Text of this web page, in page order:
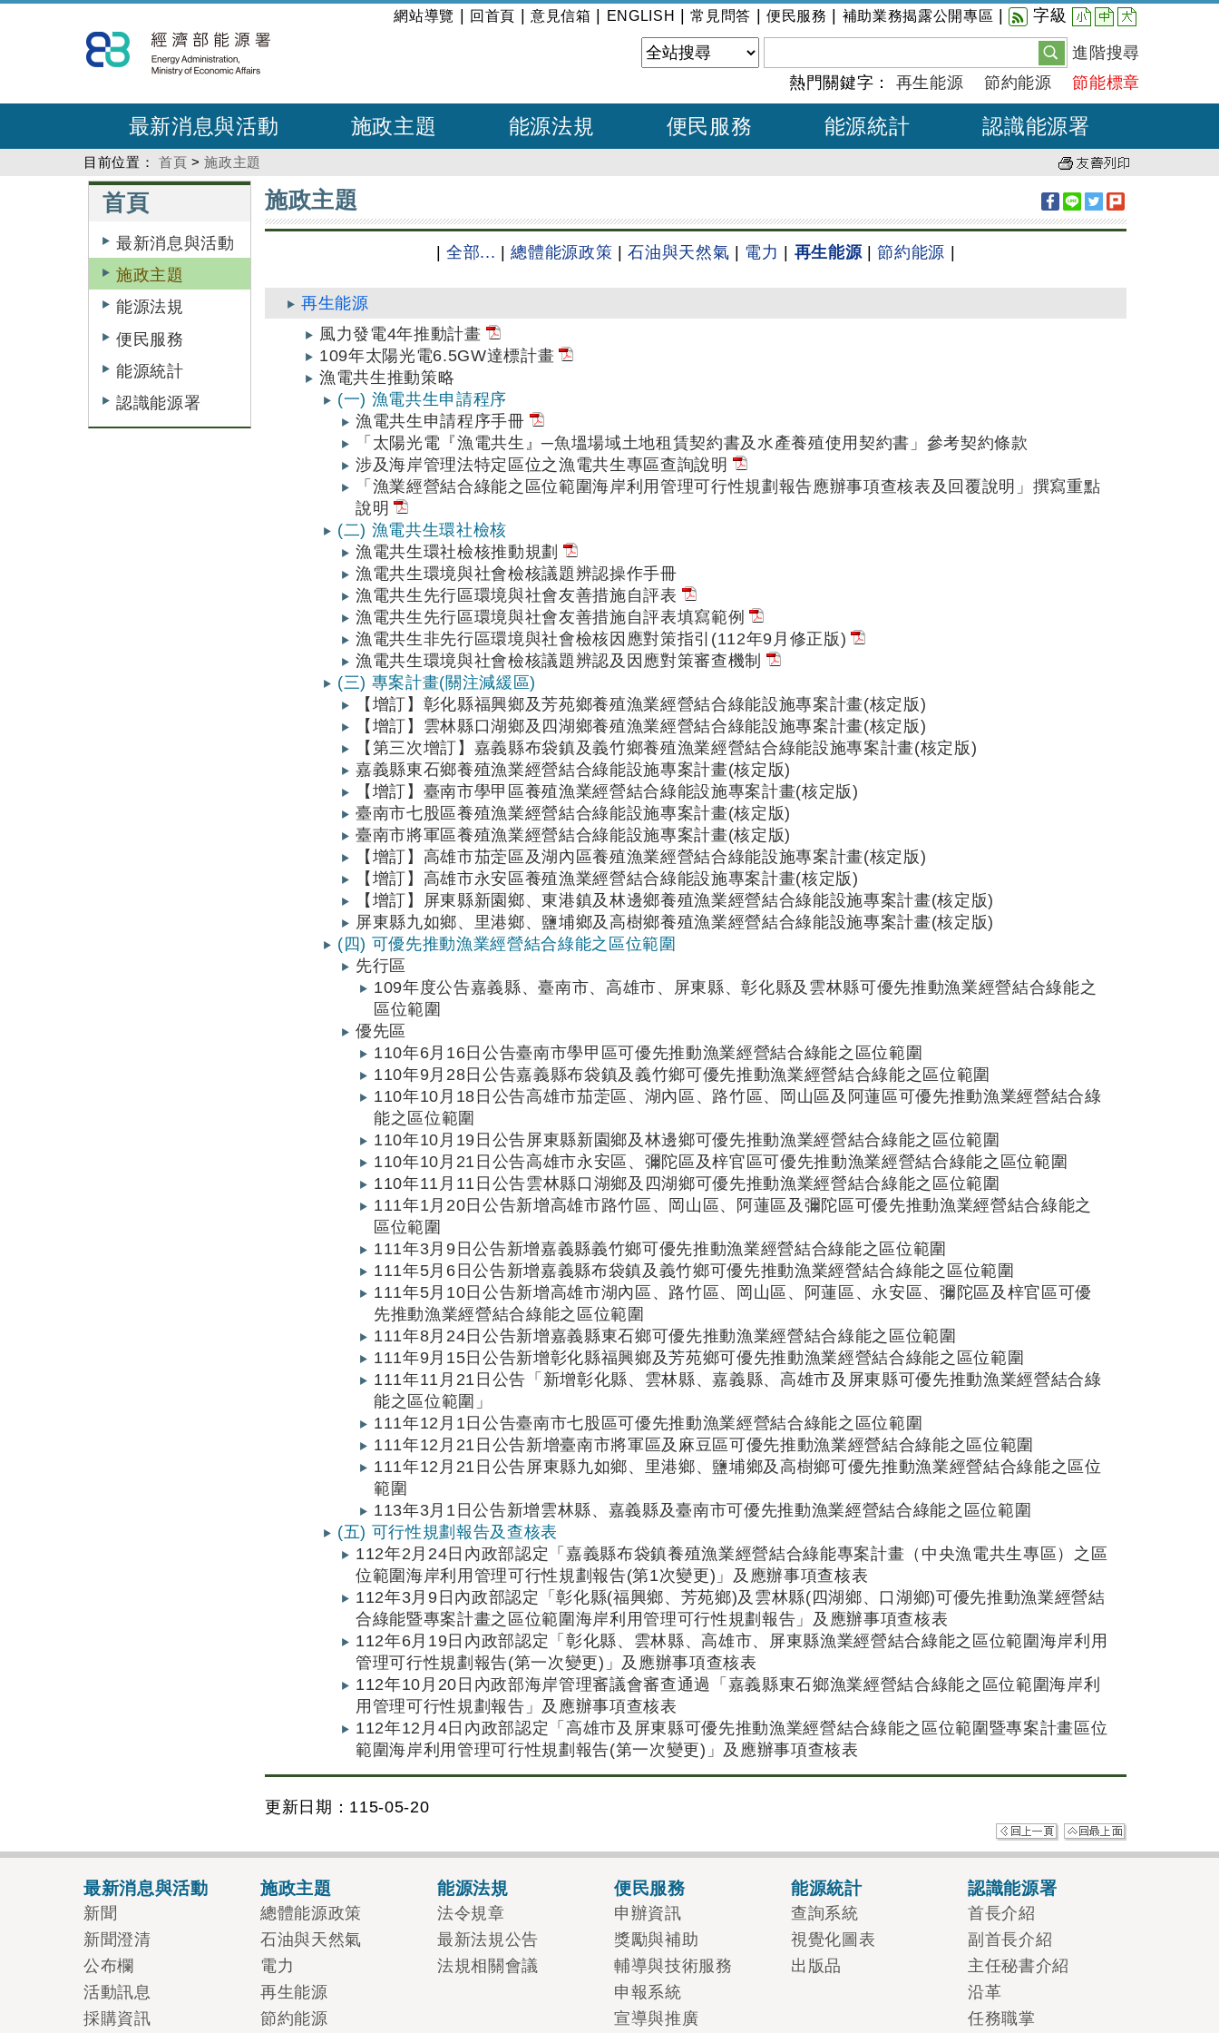
到
主
內
:::
網站導覽 回首頁 意見信箱 ENGLISH |常見問答 便民服務 補助業務揭露公開專區 字級 小 中 大
進階搜尋
熱門關鍵字： 再生能源 節約能源 節能標章
最新消息與活動 施政主題 能源法規 便民服務 能源統計 認識能源署
目前位置： 首頁 >施政主題
:::首頁
最新消息與活動
施政主題
能源法規
便民服務
能源統計
認識能源署
:::
施政主題
全部... |總體能源政策 |石油與天然氣 電力 再生能源|節約能源
再生能源
風力發電4年推動計畫
109年太陽光電6.5GW達標計畫
漁電共生推動策略
(一) 漁電共生申請程序
漁電共生申請程序手冊
「太陽光電『漁電共生』─魚塭場域土地租賃契約書及水產養殖使用契約書」參考契約條款
涉及海岸管理法特定區位之漁電共生專區查詢說明
「漁業經營結合綠能之區位範圍海岸利用管理可行性規劃報告應辦事項查核表及回覆說明」撰寫重點
說明
(二) 漁電共生環社檢核
漁電共生環社檢核推動規劃
漁電共生環境與社會檢核議題辨認操作手冊
漁電共生先行區環境與社會友善措施自評表
漁電共生先行區環境與社會友善措施自評表填寫範例
漁電共生非先行區環境與社會檢核因應對策指引(112年9月修正版)
漁電共生環境與社會檢核議題辨認及因應對策審查機制
(三) 專案計畫(關注減緩區)
【增訂】彰化縣福興鄉及芳苑鄉養殖漁業經營結合綠能設施專案計畫(核定版)
【增訂】雲林縣口湖鄉及四湖鄉養殖漁業經營結合綠能設施專案計畫(核定版)
【第三次增訂】嘉義縣布袋鎮及義竹鄉養殖漁業經營結合綠能設施專案計畫(核定版)
嘉義縣東石鄉養殖漁業經營結合綠能設施專案計畫(核定版)
【增訂】臺南市學甲區養殖漁業經營結合綠能設施專案計畫(核定版)
臺南市七股區養殖漁業經營結合綠能設施專案計畫(核定版)
臺南市將軍區養殖漁業經營結合綠能設施專案計畫(核定版)
【增訂】高雄市茄萣區及湖內區養殖漁業經營結合綠能設施專案計畫(核定版)
【增訂】高雄市永安區養殖漁業經營結合綠能設施專案計畫(核定版)
【增訂】屏東縣新園鄉、東港鎮及林邊鄉養殖漁業經營結合綠能設施專案計畫(核定版)
屏東縣九如鄉、里港鄉、鹽埔鄉及高樹鄉養殖漁業經營結合綠能設施專案計畫(核定版)
(四) 可優先推動漁業經營結合綠能之區位範圍
先行區
109年度公告嘉義縣、臺南市、高雄市、屏東縣、彰化縣及雲林縣可優先推動漁業經營結合綠能之
區位範圍
優先區
110年6月16日公告臺南市學甲區可優先推動漁業經營結合綠能之區位範圍
110年9月28日公告嘉義縣布袋鎮及義竹鄉可優先推動漁業經營結合綠能之區位範圍
110年10月18日公告高雄市茄萣區、湖內區、路竹區、岡山區及阿蓮區可優先推動漁業經營結合綠
能之區位範圍
110年10月19日公告屏東縣新園鄉及林邊鄉可優先推動漁業經營結合綠能之區位範圍
110年10月21日公告高雄市永安區、彌陀區及梓官區可優先推動漁業經營結合綠能之區位範圍
110年11月11日公告雲林縣口湖鄉及四湖鄉可優先推動漁業經營結合綠能之區位範圍
111年1月20日公告新增高雄市路竹區、岡山區、阿蓮區及彌陀區可優先推動漁業經營結合綠能之
區位範圍
111年3月9日公告新增嘉義縣義竹鄉可優先推動漁業經營結合綠能之區位範圍
111年5月6日公告新增嘉義縣布袋鎮及義竹鄉可優先推動漁業經營結合綠能之區位範圍
111年5月10日公告新增高雄市湖內區、路竹區、岡山區、阿蓮區、永安區、彌陀區及梓官區可優
先推動漁業經營結合綠能之區位範圍
111年8月24日公告新增嘉義縣東石鄉可優先推動漁業經營結合綠能之區位範圍
111年9月15日公告新增彰化縣福興鄉及芳苑鄉可優先推動漁業經營結合綠能之區位範圍
111年11月21日公告「新增彰化縣、雲林縣、嘉義縣、高雄市及屏東縣可優先推動漁業經營結合綠
能之區位範圍」
111年12月1日公告臺南市七股區可優先推動漁業經營結合綠能之區位範圍
111年12月21日公告新增臺南市將軍區及麻豆區可優先推動漁業經營結合綠能之區位範圍
111年12月21日公告屏東縣九如鄉、里港鄉、鹽埔鄉及高樹鄉可優先推動漁業經營結合綠能之區位
範圍
113年3月1日公告新增雲林縣、嘉義縣及臺南市可優先推動漁業經營結合綠能之區位範圍
(五) 可行性規劃報告及查核表
112年2月24日內政部認定「嘉義縣布袋鎮養殖漁業經營結合綠能專案計畫（中央漁電共生專區）之區
位範圍海岸利用管理可行性規劃報告(第1次變更)」及應辦事項查核表
112年3月9日內政部認定「彰化縣(福興鄉、芳苑鄉)及雲林縣(四湖鄉、口湖鄉)可優先推動漁業經營結
合綠能暨專案計畫之區位範圍海岸利用管理可行性規劃報告」及應辦事項查核表
112年6月19日內政部認定「彰化縣、雲林縣、高雄市、屏東縣漁業經營結合綠能之區位範圍海岸利用
管理可行性規劃報告(第一次變更)」及應辦事項查核表
112年10月20日內政部海岸管理審議會審查通過「嘉義縣東石鄉漁業經營結合綠能之區位範圍海岸利
用管理可行性規劃報告」及應辦事項查核表
112年12月4日內政部認定「高雄市及屏東縣可優先推動漁業經營結合綠能之區位範圍暨專案計畫區位
範圍海岸利用管理可行性規劃報告(第一次變更)」及應辦事項查核表
更新日期：115-05-20
最新消息與活動
新聞
新聞澄清
公布欄
活動訊息
採購資訊
施政主題
總體能源政策
石油與天然氣
電力
再生能源
節約能源
能源法規
法令規章
最新法規公告
法規相關會議
便民服務
申辦資訊
獎勵與補助
輔導與技術服務
申報系統
宣導與推廣
能源統計
查詢系統
視覺化圖表
出版品
認識能源署
首長介紹
副首長介紹
主任秘書介紹
沿革
任務職掌